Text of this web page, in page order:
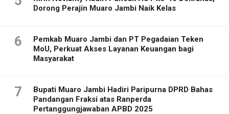
Dorong Perajin Muaro Jambi Naik Kelas
6
Pemkab Muaro Jambi dan PT Pegadaian Teken
MoU, Perkuat Akses Layanan Keuangan bagi
Masyarakat
7
Bupati Muaro Jambi Hadiri Paripurna DPRD Bahas
Pandangan Fraksi atas Ranperda
Pertanggungjawaban APBD 2025